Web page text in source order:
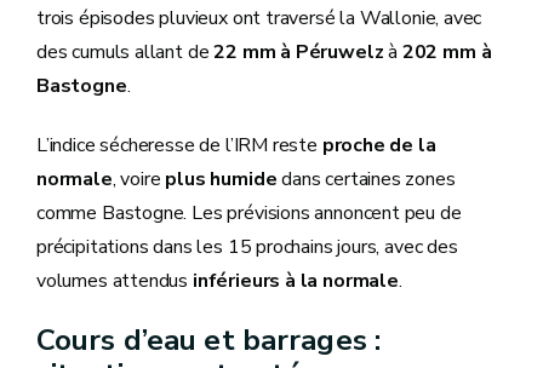
trois épisodes pluvieux ont traversé la Wallonie, avec
des cumuls allant de22 mm à Péruwelzà 202 mm à
Bastogne.
L’indice sécheresse de l’IRM reste proche de la
normale, voire plus humidedans certaines zones
comme Bastogne. Les prévisions annoncent peu de
précipitations dans les 15 prochains jours, avec des
volumes attendus inférieurs à la normale.
Cours d’eau et barrages :